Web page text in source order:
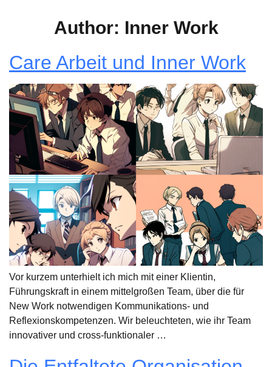
Author: Inner Work
Care Arbeit und Inner Work
Vor kurzem unterhielt ich mich mit einer Klientin,
Führungskraft in einem mittelgroßen Team, über die für
New Work notwendigen Kommunikations- und
Reflexionskompetenzen. Wir beleuchteten, wie ihr Team
innovativer und cross-funktionaler …